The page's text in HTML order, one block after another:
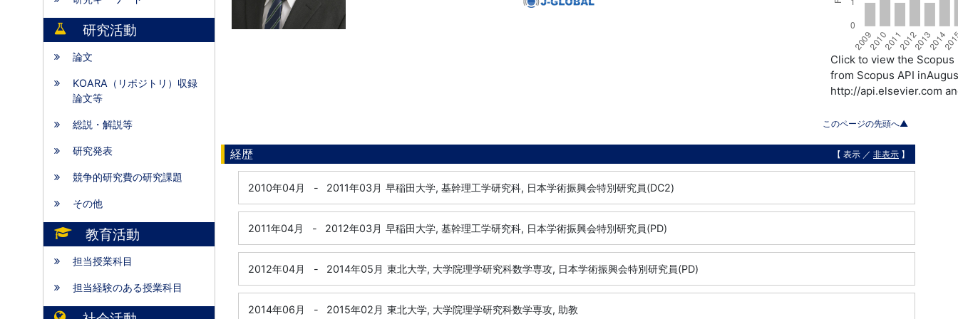
研究活動
論文
KOARA（リポジトリ）収録
論文等
総説・解説等
研究発表
競争的研究費の研究課題
その他
教育活動
担当授業科目
担当経験のある授業科目
Click to view the
from Scopus API
http://api.elsevier.com
このページの先頭へ▲
経歴 【 表示 ／ 非表示 】
2010年04月 - 2011年03月 早稲田大学, 基幹理工学研究科, 日本学術振興会特別研究員(DC2)
2011年04月 - 2012年03月 早稲田大学, 基幹理工学研究科, 日本学術振興会特別研究員(PD)
2012年04月 - 2014年05月 東北大学, 大学院理学研究科数学専攻, 日本学術振興会特別研究員(PD)
2014年06月 - 2015年02月 東北大学, 大学院理学研究科数学専攻, 助教